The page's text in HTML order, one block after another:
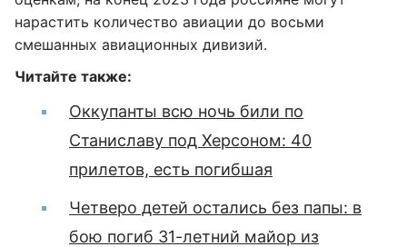
нарастить количество авиации до восьми
смешанных авиационных дивизий.
Читайте также:
Оккупанты всю ночь били по
Станиславу под Херсоном: 40
прилетов, есть погибшая
Четверо детей остались без папы: в
бою погиб 31-летний майор из